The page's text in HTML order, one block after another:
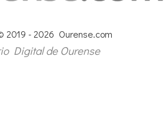
2019 - 2026 Ourense.com
Digital de Ourense